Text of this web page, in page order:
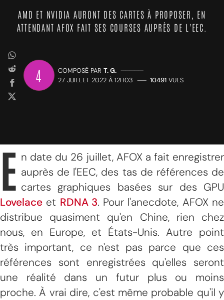
AMD ET NVIDIA AURONT DES CARTES À PROPOSER, EN
ATTENDANT AFOX FAIT SES COURSES AUPRÈS DE L'EEC.
4 COMPOSÉ PAR T. G. —————
27 JUILLET 2022 À 12H03 —— 10491 VUES
E n date du 26 juillet, AFOX a fait enregistrer
auprès de l'EEC, des tas de références de
cartes graphiques basées sur des GPU
Lovelace et RDNA 3. Pour l'anecdote, AFOX ne
distribue quasiment qu'en Chine, rien chez
nous, en Europe, et États-Unis. Autre point
très important, ce n'est pas parce que ces
références sont enregistrées qu'elles seront
une réalité dans un futur plus ou moins
proche. À vrai dire, c'est même probable qu'il y